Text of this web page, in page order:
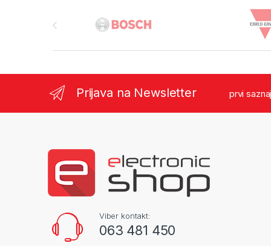
Prijava na Newsletter prvi
Viber kontakt:
063 481 450